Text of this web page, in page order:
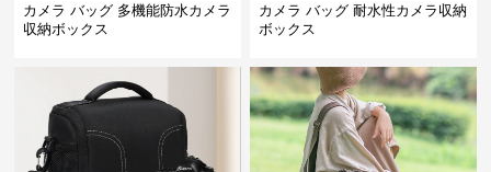
カメラ バッグ 多機能防水カメラ
収納ボックス
カメラ バッグ 耐水性カメラ収納
ボックス